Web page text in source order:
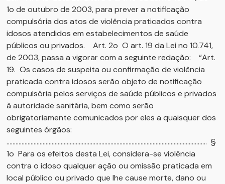
1o de outubro de 2003, para prever a notificação
compulsória dos atos de violência praticados contra
idosos atendidos em estabelecimentos de saúde
públicos ou privados. Art. 2o O art. 19 da Lei no 10.741,
de 2003, passa a vigorar com a seguinte redação: “Art.
19. Os casos de suspeita ou confirmação de violência
praticada contra idosos serão objeto de notificação
compulsória pelos serviços de saúde públicos e privados
à autoridade sanitária, bem como serão
obrigatoriamente comunicados por eles a quaisquer dos
seguintes órgãos:
..................................................................................................................................... §
1o Para os efeitos desta Lei, considera-se violência
contra o idoso qualquer ação ou omissão praticada em
local público ou privado que lhe cause morte, dano ou